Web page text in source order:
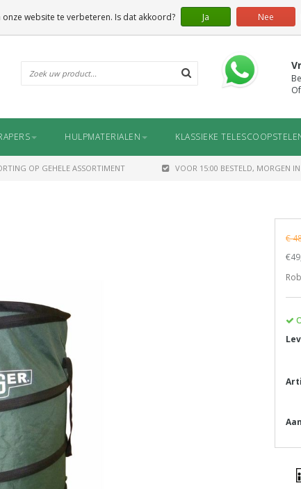
HULPMATERIALEN KLASSIEKE
OP GEHELE ASSORTIMENT VOOR 15:00 BESTELD, MORGEN
€
website te verbeteren. Is dat akkoord? Ja Nee